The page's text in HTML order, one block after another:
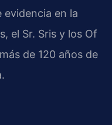
evidencia en la
el Sr. Sris y los Of
de 120 años de